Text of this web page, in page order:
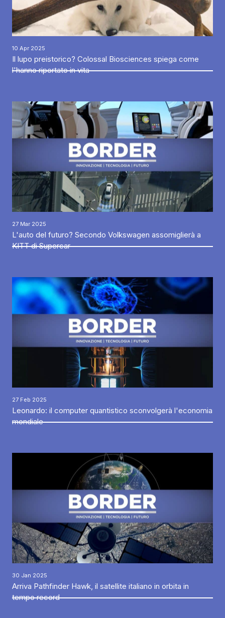
10 Apr 2025
Il lupo preistorico? Colossal Biosciences spiega come
l'hanno riportato in vita
27 Mar 2025
L'auto del futuro? Secondo Volkswagen assomiglierà a
KITT di Supercar
27 Feb 2025
Leonardo: il computer quantistico sconvolgerà l'economia
mondiale
30 Jan 2025
Arriva Pathfinder Hawk, il satellite italiano in orbita in
tempo record